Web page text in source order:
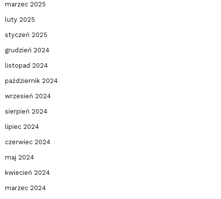
marzec 2025
luty 2025
styczeń 2025
grudzień 2024
listopad 2024
październik 2024
wrzesień 2024
sierpień 2024
lipiec 2024
czerwiec 2024
maj 2024
kwiecień 2024
marzec 2024